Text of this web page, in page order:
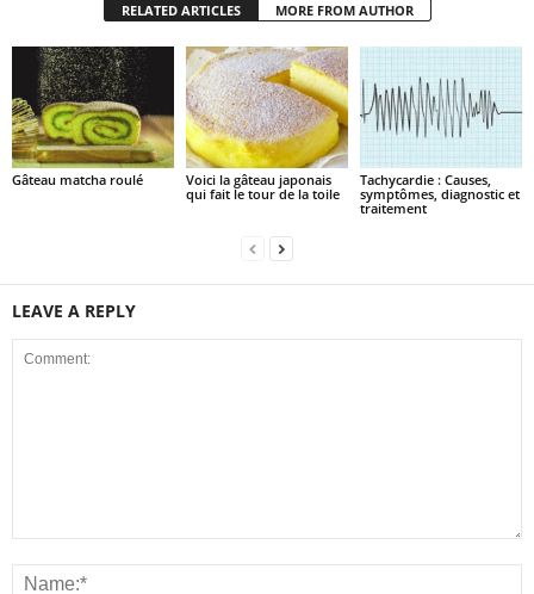
RELATED ARTICLES MORE FROM AUTHOR
Gâteau matcha roulé
Voici la gâteau japonais
qui fait le tour de la toile
Tachycardie : Causes,
symptômes, diagnostic et
traitement
LEAVE A REPLY